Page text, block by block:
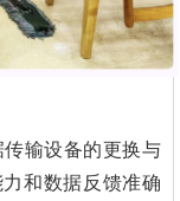
输设备的更换与
和数据反馈准确